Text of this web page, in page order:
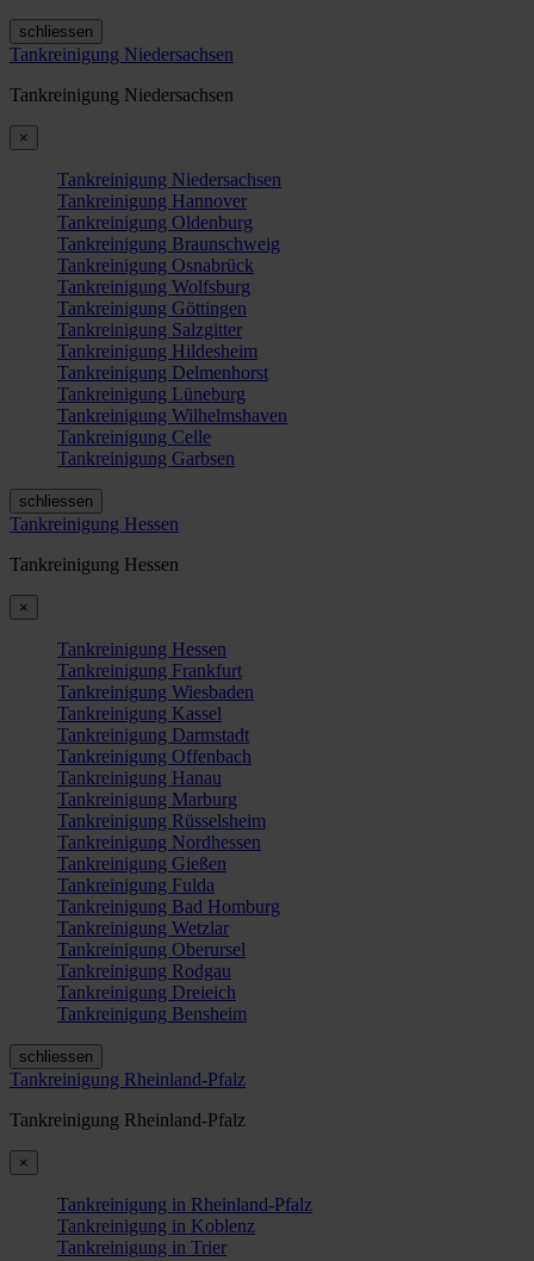
schliessen
Tankreinigung Niedersachsen
Tankreinigung Niedersachsen
×
Tankreinigung Niedersachsen
Tankreinigung Hannover
Tankreinigung Oldenburg
Tankreinigung Braunschweig
Tankreinigung Osnabrück
Tankreinigung Wolfsburg
Tankreinigung Göttingen
Tankreinigung Salzgitter
Tankreinigung Hildesheim
Tankreinigung Delmenhorst
Tankreinigung Lüneburg
Tankreinigung Wilhelmshaven
Tankreinigung Celle
Tankreinigung Garbsen
schliessen
Tankreinigung Hessen
Tankreinigung Hessen
×
Tankreinigung Hessen
Tankreinigung Frankfurt
Tankreinigung Wiesbaden
Tankreinigung Kassel
Tankreinigung Darmstadt
Tankreinigung Offenbach
Tankreinigung Hanau
Tankreinigung Marburg
Tankreinigung Rüsselsheim
Tankreinigung Nordhessen
Tankreinigung Gießen
Tankreinigung Fulda
Tankreinigung Bad Homburg
Tankreinigung Wetzlar
Tankreinigung Oberursel
Tankreinigung Rodgau
Tankreinigung Dreieich
Tankreinigung Bensheim
schliessen
Tankreinigung Rheinland-Pfalz
Tankreinigung Rheinland-Pfalz
×
Tankreinigung in Rheinland-Pfalz
Tankreinigung in Koblenz
Tankreinigung in Trier